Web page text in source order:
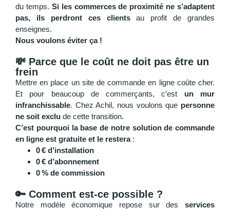
du temps. Si les commerces de proximité ne s’adaptent
pas, ils perdront ces clientsau profit de grandes
enseignes.
Nous voulons éviter ça !
💸 Parce que le coût ne doit pas être un
frein
Mettre en place un site de commande en ligne coûte cher.
Et pour beaucoup de commerçants, c’est un mur
infranchissable. Chez Achil, nous voulons que personne
ne soit exclu de cette transition.
C’est pourquoi la base de notre solution de commande
en ligne est gratuite et le restera:
0€ d’installation
0€ d’abonnement
0% de commission
🔑 Comment est-ce possible ?
Notre modèle économique repose sur des services